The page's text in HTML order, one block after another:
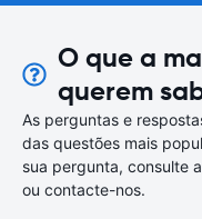
O que a
querem
As perguntas e
das questões mais
sua pergunta, consulte
ou contacte-nos.